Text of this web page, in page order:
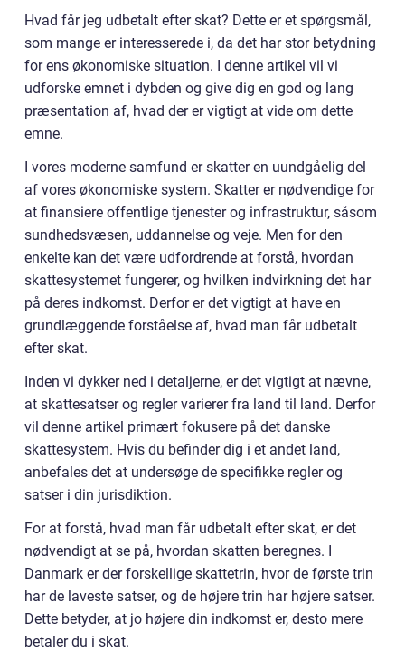
Hvad får jeg udbetalt efter skat? Dette er et spørgsmål,
som mange er interesserede i, da det har stor betydning
for ens økonomiske situation. I denne artikel vil vi
udforske emnet i dybden og give dig en god og lang
præsentation af, hvad der er vigtigt at vide om dette
emne.
I vores moderne samfund er skatter en uundgåelig del
af vores økonomiske system. Skatter er nødvendige for
at finansiere offentlige tjenester og infrastruktur, såsom
sundhedsvæsen, uddannelse og veje. Men for den
enkelte kan det være udfordrende at forstå, hvordan
skattesystemet fungerer, og hvilken indvirkning det har
på deres indkomst. Derfor er det vigtigt at have en
grundlæggende forståelse af, hvad man får udbetalt
efter skat.
Inden vi dykker ned i detaljerne, er det vigtigt at nævne,
at skattesatser og regler varierer fra land til land. Derfor
vil denne artikel primært fokusere på det danske
skattesystem. Hvis du befinder dig i et andet land,
anbefales det at undersøge de specifikke regler og
satser i din jurisdiktion.
For at forstå, hvad man får udbetalt efter skat, er det
nødvendigt at se på, hvordan skatten beregnes. I
Danmark er der forskellige skattetrin, hvor de første trin
har de laveste satser, og de højere trin har højere satser.
Dette betyder, at jo højere din indkomst er, desto mere
betaler du i skat.